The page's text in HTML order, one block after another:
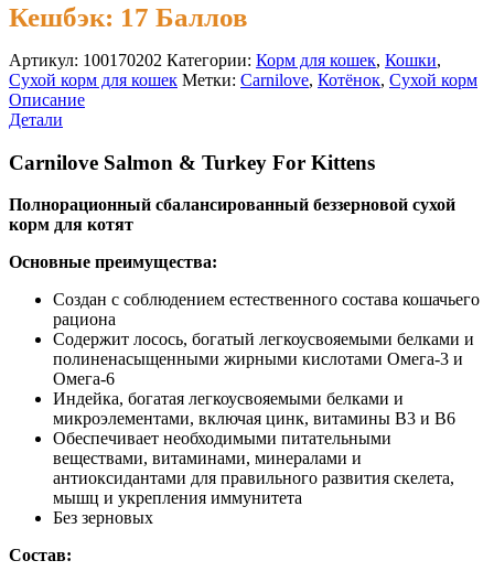
Кешбэк: 17 Баллов
Артикул: 100170202 Категории: Корм для кошек, Кошки,
Сухой корм для кошек Метки: Carnilove, Котёнок, Сухой корм
Описание
Детали
Carnilove Salmon & Turkey For Kittens
Полнорационный сбалансированный беззерновой сухой
корм для котят
Основные преимущества:
Создан с соблюдением естественного состава кошачьего
рациона
Содержит лосось, богатый легкоусвояемыми белками и
полиненасыщенными жирными кислотами Омега-3 и
Омега-6
Индейка, богатая легкоусвояемыми белками и
микроэлементами, включая цинк, витамины В3 и В6
Обеспечивает необходимыми питательными
веществами, витаминами, минералами и
антиоксидантами для правильного развития скелета,
мышц и укрепления иммунитета
Без зерновых
Состав: